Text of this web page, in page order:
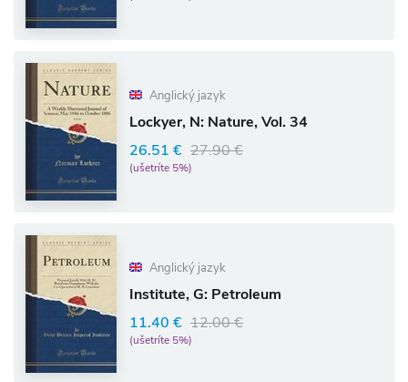
Anglický jazyk
Lockyer, N: Nature, Vol. 34
26.51 € 27.90 €
(ušetríte 5%)
Anglický jazyk
Institute, G: Petroleum
11.40 € 12.00 €
(ušetríte 5%)